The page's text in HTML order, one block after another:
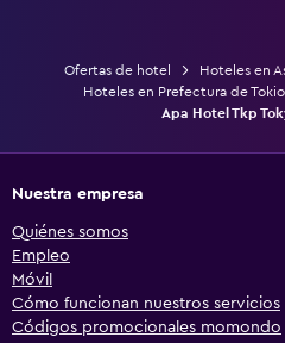
Ofertas de hotel Hoteles en
Hoteles en Prefectura de Tokio
Apa Hotel Tkp
Nuestra empresa
Quiénes somos
Empleo
Móvil
Cómo funcionan nuestros servicios
Códigos promocionales momondo